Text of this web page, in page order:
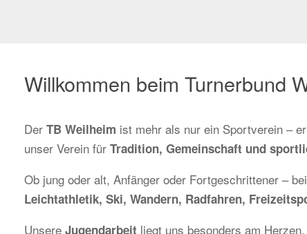
Willkommen beim Turnerbund
Der TB Weilheim ist mehr als nur ein Sportverein –
unser Verein für Tradition, Gemeinschaft und
Ob jung oder alt, Anfänger oder Fortgeschrittener –
Leichtathletik, Ski, Wandern, Radfahren,
Unsere Jugendarbeit liegt uns besonders am